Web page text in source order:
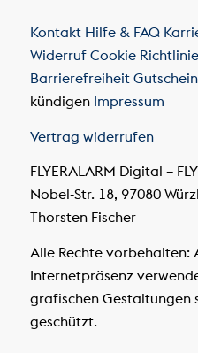
Kontakt Hilfe & FAQ
Widerruf Cookie Richtlinie
Barrierefreiheit
kündigen Impressum
Vertrag widerrufen
FLYERALARM Digital –
Nobel-Str. 18, 97080
Thorsten Fischer
Alle Rechte vorbehalten:
Internetpräsenz
grafischen Gestaltungen
geschützt.